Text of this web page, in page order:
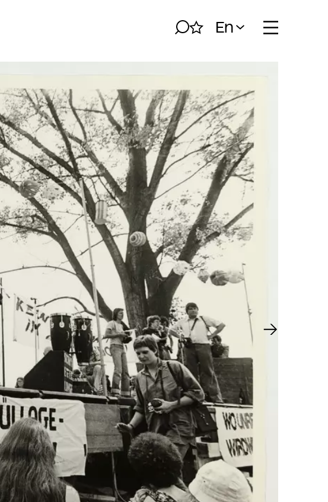
SearchMy album
En Open
Next slide